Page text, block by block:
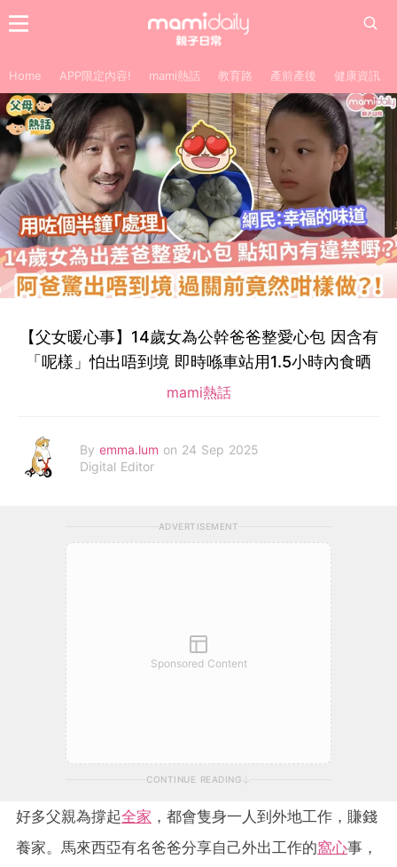
Home APP限定內容! mami熱話 教育路 產前產後 健康資訊
【父女暖心事】14歲女為公幹爸爸整愛心包 因含有
「呢樣」怕出唔到境 即時喺車站用1.5小時內食晒
mami熱話
By emma.lum on 24 Sep 2025
Digital Editor
ADVERTISEMENT
Sponsored Content
CONTINUE READING
好多父親為撐起全家 ，都會隻身一人到外地工作，賺錢
養家。馬來西亞有名爸爸分享自己外出工作的窩心事，